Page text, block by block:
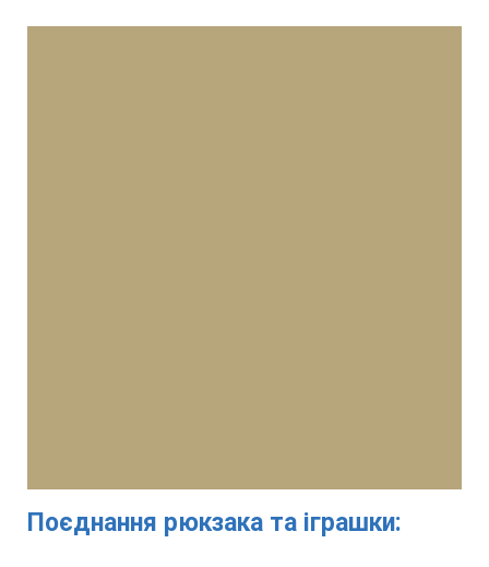
Поєднання рюкзака та іграшки: